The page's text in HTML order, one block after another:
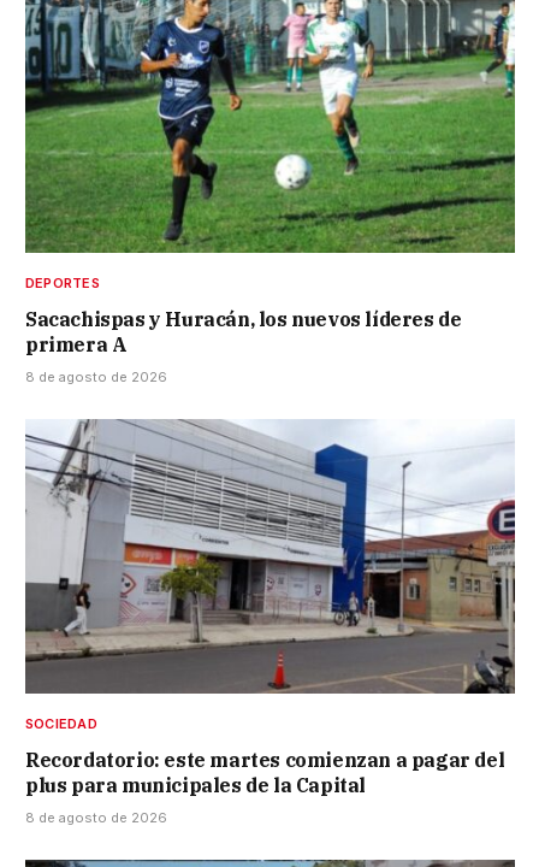
DEPORTES
Sacachispas y Huracán, los nuevos líderes de
primera A
8 de agosto de 2026
SOCIEDAD
Recordatorio: este martes comienzan a pagar del
plus para municipales de la Capital
8 de agosto de 2026